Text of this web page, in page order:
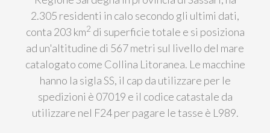
2.305 residenti in calo secondo gli ultimi dati,
conta 203 km2 di superficie totale e si posiziona
ad un'altitudine di 567 metri sul livello del mare
catalogato come Collina Litoranea. Le macchine
hanno la sigla SS, il cap da utilizzare per le
spedizioni è 07019 e il codice catastale da
utilizzare nel F24 per pagare le tasse è L989.